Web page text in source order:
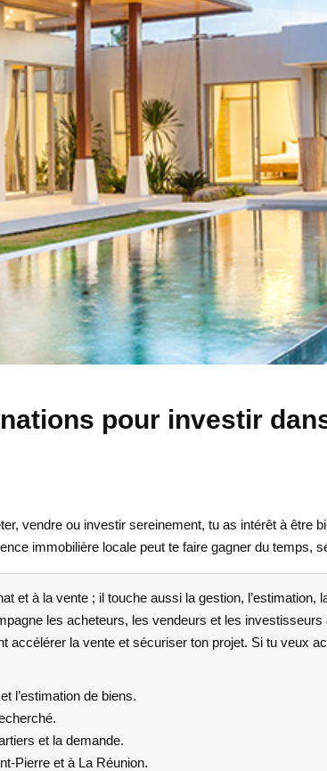
pour investir
vendre ou investir sereinement, tu as intérêt à
immobilière locale peut te faire gagner du temps,
et à la vente ; il touche aussi la gestion,
les acheteurs, les vendeurs et les
accélérer la vente et sécuriser ton projet. Si tu veux
l’estimation de biens.
et la demande.
Pierre et à La Réunion.